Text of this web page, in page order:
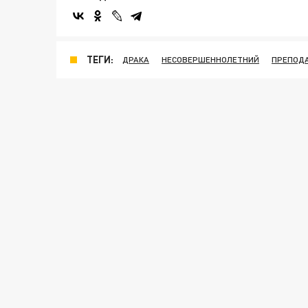
ТЕГИ: ДРАКА НЕСОВЕРШЕННОЛЕТНИЙ